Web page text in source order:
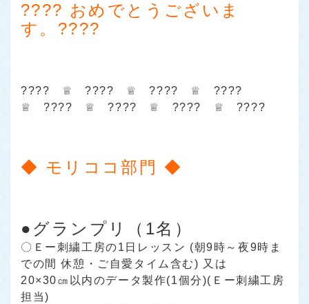
???? おめでとうございま
す。????
???? ♕ ???? ♕ ???? ♕ ????
♕ ???? ♕ ???? ♕ ???? ♕ ????
◆ モリココ部門 ◆
●グランプリ（1名）
〇Ｅー刺繍工房の1日レッスン (朝9時～夜9時ま
での間 休憩・ご自愛タイム含む) 又は
20×30㎝以内のデータ製作(1個分)(Ｅー刺繍工房
担当)